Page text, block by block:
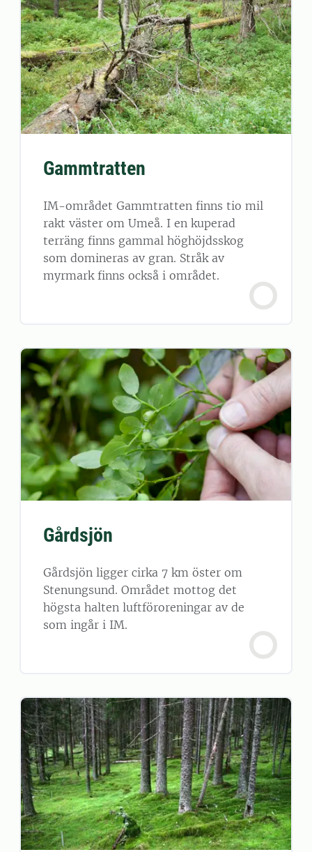
Gammtratten
IM-området Gammtratten finns tio mil
rakt väster om Umeå. I en kuperad
terräng finns gammal höghöjdsskog
som domineras av gran. Stråk av
myrmark finns också i området.
Gårdsjön
Gårdsjön ligger cirka 7 km öster om
Stenungsund. Området mottog det
högsta halten luftföroreningar av de
som ingår i IM.